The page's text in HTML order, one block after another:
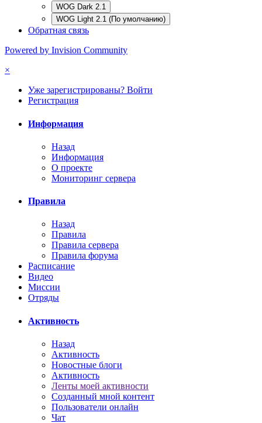
WOG Dark 2.1
WOG Light 2.1 (По умолчанию)
Обратная связь
Powered by Invision Community
×
Уже зарегистрированы? Войти
Регистрация
Информация
Назад
Информация
О проекте
Мониторинг сервера
Правила
Назад
Правила
Правила сервера
Правила форума
Расписание
Видео
Миссии
Отряды
Активность
Назад
Активность
Новостные блоги
Активность
Ленты моей активности
Созданный мной контент
Пользователи онлайн
Чат